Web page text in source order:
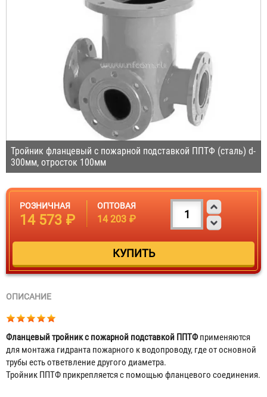
Тройник фланцевый с пожарной подставкой ППТФ (сталь) d-
300мм, отросток 100мм
РОЗНИЧНАЯ
14 573 ₽
ОПТОВАЯ
14 203 ₽
ОПИСАНИЕ
Фланцевый тройник с пожарной подставкой ППТФприменяются
для монтажа гидранта пожарного к водопроводу, где от основной
трубы есть ответвление другого диаметра.
Тройник ППТФ прикрепляется с помощью фланцевого соединения.